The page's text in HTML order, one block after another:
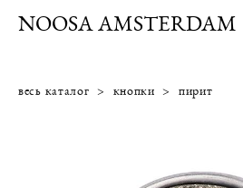
NOOSA AMSTERDAM
весь каталог > кнопки > пирит